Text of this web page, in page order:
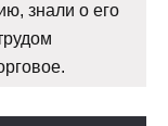
знали о его